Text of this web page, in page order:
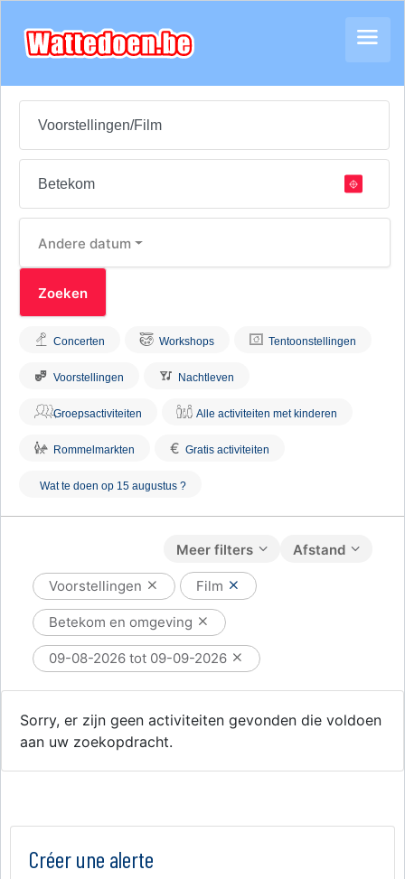
Andere datum
Concerten Workshops Tentoonstellingen
Voorstellingen Nachtleven
Groepsactiviteiten Alle activiteiten met kinderen
Rommelmarkten € Gratis activiteiten
Wat te doen op 15 augustus ?
Afstand
Meer filters
Voorstellingen Film
Betekom en omgeving
09-08-2026 tot 09-09-2026
Sorry, er zijn geen activiteiten gevonden die voldoen
aan uw zoekopdracht.
Créer une alerte